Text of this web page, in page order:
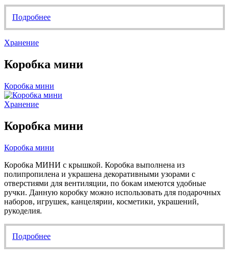
Подробнее
Хранение
Коробка мини
Коробка мини
Хранение
Коробка мини
Коробка мини
Коробка МИНИ с крышкой. Коробка выполнена из
полипропилена и украшена декоративными узорами с
отверстиями для вентиляции, по бокам имеются удобные
ручки. Данную коробку можно использовать для подарочных
наборов, игрушек, канцелярии, косметики, украшений,
рукоделия.
Подробнее